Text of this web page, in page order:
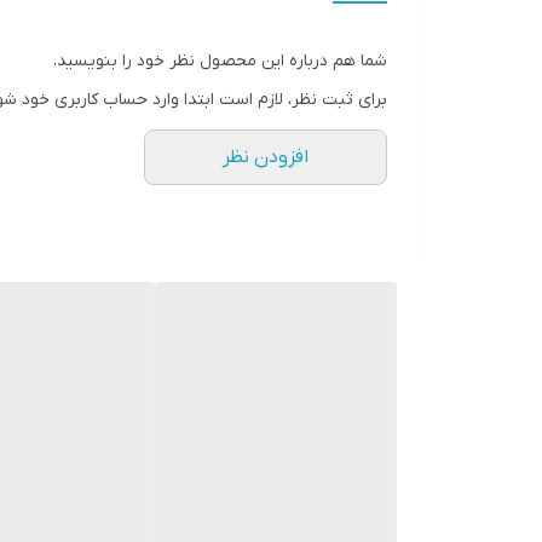
شما هم درباره این محصول نظر خود را بنویسید.
برای ثبت نظر، لازم است ابتدا وارد حساب کاربری خود
افزودن نظر